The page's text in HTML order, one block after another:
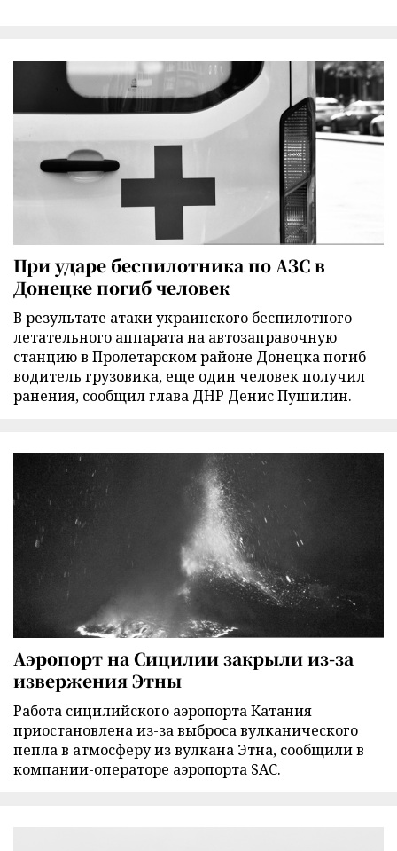
При ударе беспилотника по АЗС в
Донецке погиб человек
В результате атаки украинского беспилотного
летательного аппарата на автозаправочную
станцию в Пролетарском районе Донецка погиб
водитель грузовика, еще один человек получил
ранения, сообщил глава ДНР Денис Пушилин.
Аэропорт на Сицилии закрыли из-за
извержения Этны
Работа сицилийского аэропорта Катания
приостановлена из-за выброса вулканического
пепла в атмосферу из вулкана Этна, сообщили в
компании-операторе аэропорта SAC.